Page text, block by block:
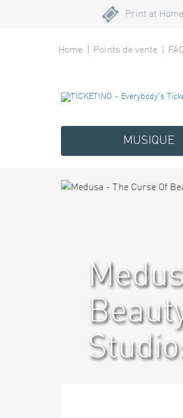
Print at Home
Home Points de vente
MUSIQUE